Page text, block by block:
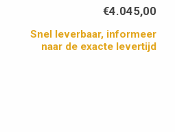
€4.045,00
Snel leverbaar, informeer
naar de exacte levertijd